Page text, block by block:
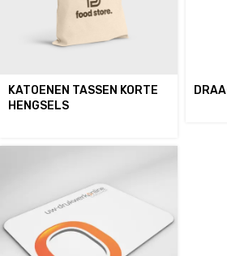
KATOENEN TASSEN KORTE
HENGSELS